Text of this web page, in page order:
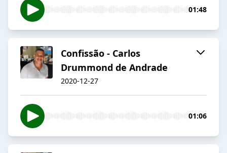
01:48
Confissão - Carlos
Drummond de Andrade
2020-12-27
01:06